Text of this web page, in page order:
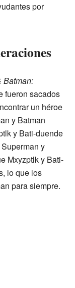
por
Batman:
fueron sacados
un héroe
y Batman
y Bati-duende
y
Mxyzptlk y Bati-
lo que los
para siempre.